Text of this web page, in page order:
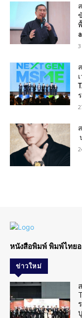
หนังสือพิมพ์ พิมพ์ไทย
ข่าวใหม่